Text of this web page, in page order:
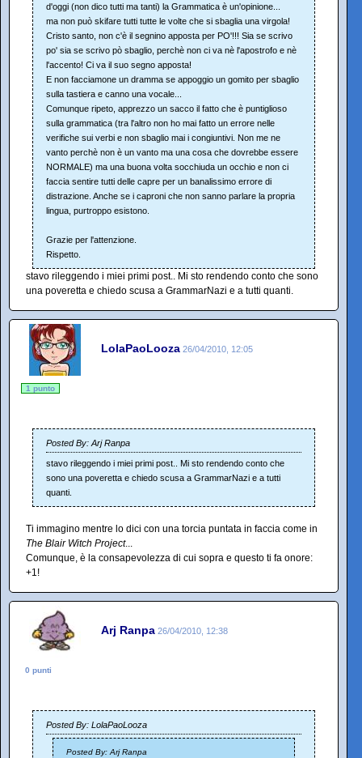
d'oggi (non dico tutti ma tanti) la Grammatica è un'opinione...
ma non può skifare tutti tutte le volte che si sbaglia una virgola!
Cristo santo, non c'è il segnino apposta per PO'!!! Sia se scrivo
po' sia se scrivo pò sbaglio, perchè non ci va nè l'apostrofo e nè
l'accento! Ci va il suo segno apposta!
E non facciamone un dramma se appoggio un gomito per sbaglio
sulla tastiera e canno una vocale...
Comunque ripeto, apprezzo un sacco il fatto che è puntiglioso
sulla grammatica (tra l'altro non ho mai fatto un errore nelle
verifiche sui verbi e non sbaglio mai i congiuntivi. Non me ne
vanto perchè non è un vanto ma una cosa che dovrebbe essere
NORMALE) ma una buona volta socchiuda un occhio e non ci
faccia sentire tutti delle capre per un banalissimo errore di
distrazione. Anche se i caproni che non sanno parlare la propria
lingua, purtroppo esistono.
Grazie per l'attenzione.
Rispetto.
stavo rileggendo i miei primi post.. Mi sto rendendo conto che sono
una poveretta e chiedo scusa a GrammarNazi e a tutti quanti.
LolaPaoLooza 26/04/2010, 12:05
1 punto
Posted By: Arj Ranpa
stavo rileggendo i miei primi post.. Mi sto rendendo conto che
sono una poveretta e chiedo scusa a GrammarNazi e a tutti
quanti.
Ti immagino mentre lo dici con una torcia puntata in faccia come in
The Blair Witch Project...
Comunque, è la consapevolezza di cui sopra e questo ti fa onore:
+1!
Arj Ranpa 26/04/2010, 12:38
0 punti
Posted By: LolaPaoLooza
Posted By: Arj Ranpa